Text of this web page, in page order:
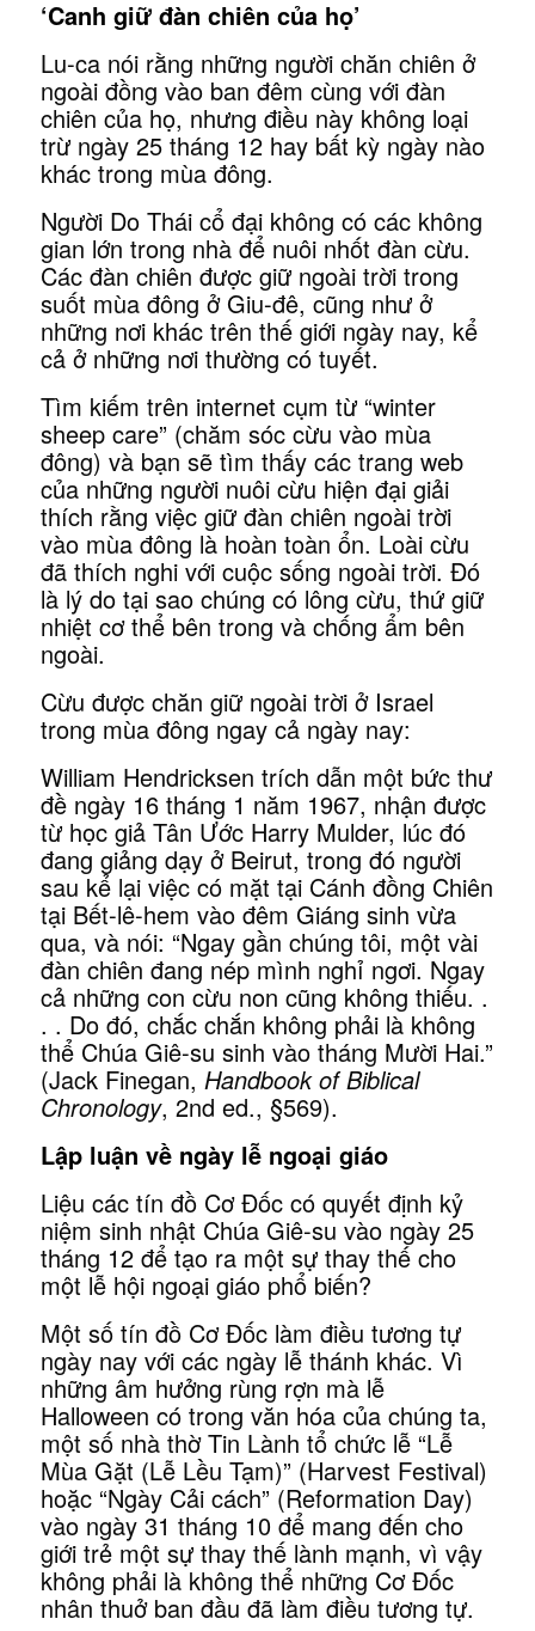
‘Canh giữ đàn chiên của họ’
Lu-ca nói rằng những người chăn chiên ở
ngoài đồng vào ban đêm cùng với đàn
chiên của họ, nhưng điều này không loại
trừ ngày 25 tháng 12 hay bất kỳ ngày nào
khác trong mùa đông.
Người Do Thái cổ đại không có các không
gian lớn trong nhà để nuôi nhốt đàn cừu.
Các đàn chiên được giữ ngoài trời trong
suốt mùa đông ở Giu-đê, cũng như ở
những nơi khác trên thế giới ngày nay, kể
cả ở những nơi thường có tuyết.
Tìm kiếm trên internet cụm từ “winter
sheep care” (chăm sóc cừu vào mùa
đông) và bạn sẽ tìm thấy các trang web
của những người nuôi cừu hiện đại giải
thích rằng việc giữ đàn chiên ngoài trời
vào mùa đông là hoàn toàn ổn. Loài cừu
đã thích nghi với cuộc sống ngoài trời. Đó
là lý do tại sao chúng có lông cừu, thứ giữ
nhiệt cơ thể bên trong và chống ẩm bên
ngoài.
Cừu được chăn giữ ngoài trời ở Israel
trong mùa đông ngay cả ngày nay:
William Hendricksen trích dẫn một bức thư
đề ngày 16 tháng 1 năm 1967, nhận được
từ học giả Tân Ước Harry Mulder, lúc đó
đang giảng dạy ở Beirut, trong đó người
sau kể lại việc có mặt tại Cánh đồng Chiên
tại Bết-lê-hem vào đêm Giáng sinh vừa
qua, và nói: “Ngay gần chúng tôi, một vài
đàn chiên đang nép mình nghỉ ngơi. Ngay
cả những con cừu non cũng không thiếu. .
. . Do đó, chắc chắn không phải là không
thể Chúa Giê-su sinh vào tháng Mười Hai.”
(Jack Finegan, Handbook of Biblical
Chronology, 2nd ed., §569).
Lập luận về ngày lễ ngoại giáo
Liệu các tín đồ Cơ Đốc có quyết định kỷ
niệm sinh nhật Chúa Giê-su vào ngày 25
tháng 12 để tạo ra một sự thay thế cho
một lễ hội ngoại giáo phổ biến?
Một số tín đồ Cơ Đốc làm điều tương tự
ngày nay với các ngày lễ thánh khác. Vì
những âm hưởng rùng rợn mà lễ
Halloween có trong văn hóa của chúng ta,
một số nhà thờ Tin Lành tổ chức lễ “Lễ
Mùa Gặt (Lễ Lều Tạm)” (Harvest Festival)
hoặc “Ngày Cải cách” (Reformation Day)
vào ngày 31 tháng 10 để mang đến cho
giới trẻ một sự thay thế lành mạnh, vì vậy
không phải là không thể những Cơ Đốc
nhân thuở ban đầu đã làm điều tương tự.